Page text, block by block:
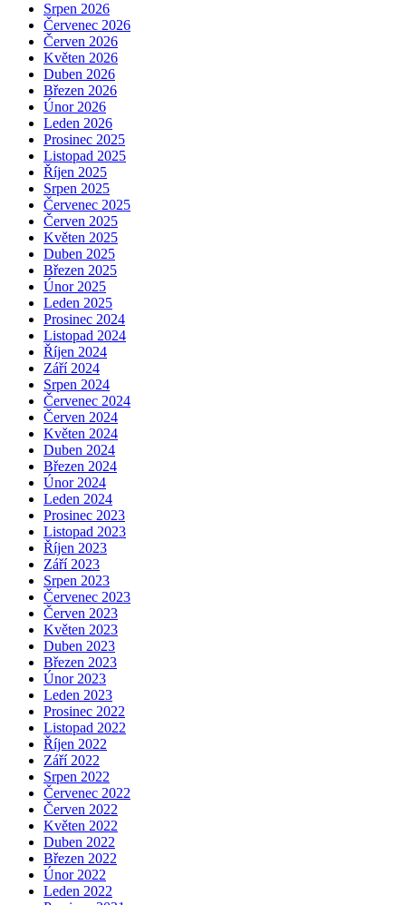
Srpen 2026
Červenec 2026
Červen 2026
Květen 2026
Duben 2026
Březen 2026
Únor 2026
Leden 2026
Prosinec 2025
Listopad 2025
Říjen 2025
Srpen 2025
Červenec 2025
Červen 2025
Květen 2025
Duben 2025
Březen 2025
Únor 2025
Leden 2025
Prosinec 2024
Listopad 2024
Říjen 2024
Září 2024
Srpen 2024
Červenec 2024
Červen 2024
Květen 2024
Duben 2024
Březen 2024
Únor 2024
Leden 2024
Prosinec 2023
Listopad 2023
Říjen 2023
Září 2023
Srpen 2023
Červenec 2023
Červen 2023
Květen 2023
Duben 2023
Březen 2023
Únor 2023
Leden 2023
Prosinec 2022
Listopad 2022
Říjen 2022
Září 2022
Srpen 2022
Červenec 2022
Červen 2022
Květen 2022
Duben 2022
Březen 2022
Únor 2022
Leden 2022